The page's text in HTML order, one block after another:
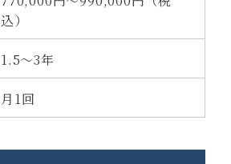
込）
1.5～3年
月1回